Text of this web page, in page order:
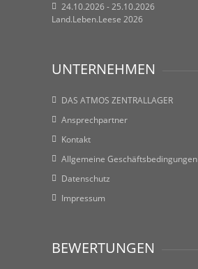
24.10.2026 - 25.10.2026
Land.Leben.Leese 2026
UNTERNEHMEN
DAS ATMOS ZENTRALLAGER
Ansprechpartner
Kontakt
Allgemeine Geschäftsbedingungen
Datenschutz
Impressum
BEWERTUNGEN